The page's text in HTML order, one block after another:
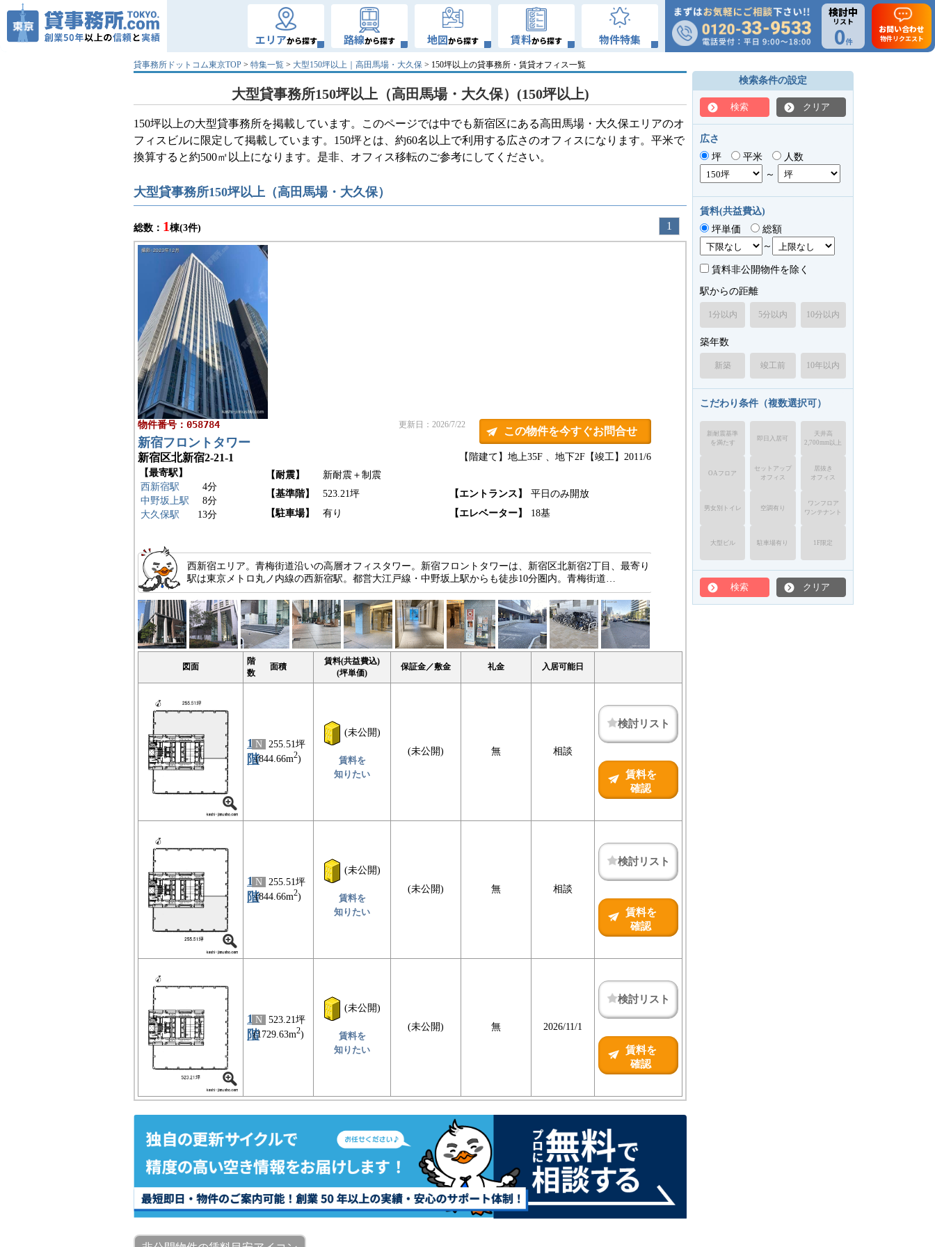
エリアから探す 路線から探す 地図から探す 賃料から探す 物件特集
検討中
リスト
0件
お問い合わせ
物件リクエスト
貸事務所ドットコム東京TOP > 特集一覧 > 大型150坪以上｜高田馬場・大久保 > 150坪以上の貸事務所・賃貸オフィス一覧
大型貸事務所150坪以上（高田馬場・大久保）(150坪以上)
150坪以上の大型貸事務所を掲載しています。このページでは中でも新宿区にある高田馬場・大久保エリアのオ
フィスビルに限定して掲載しています。150坪とは、約60名以上で利用する広さのオフィスになります。平米で
換算すると約500㎡以上になります。是非、オフィス移転のご参考にしてください。
大型貸事務所150坪以上（高田馬場・大久保）
総数： 1 棟(3件) 1
物件番号：058784 更新日：2026/7/22
この物件を今すぐお問合せ
新宿フロントタワー
新宿区北新宿2-21-1 【竣工】2011/6
【階建て】地上35F 、地下2F
【最寄駅】
西新宿駅
4分
中野坂上駅
8分
大久保駅
13分
【耐震】
新耐震＋制震
【基準階】
523.21坪 【エントランス】
平日のみ開放
【駐車場】
有り 【エレベーター】 18基
西新宿エリア。青梅街道沿いの高層オフィスタワー。新宿フロントタワーは、新宿区北新宿2丁目、最寄り
駅は東京メトロ丸ノ内線の西新宿駅。都営大江戸線・中野坂上駅からも徒歩10分圏内。青梅街道…
図面
階
数
面積
賃料(共益費込)
(坪単価)
保証金／敷金 礼金 入居可能日
17
階
N
255.51坪
(844.66m2)
(未公開)
賃料を
知りたい
(未公開) 無 相談
検討リスト
賃料を
確認
17
階
N
255.51坪
(844.66m2)
(未公開)
賃料を
知りたい
(未公開) 無 相談
検討リスト
賃料を
確認
17
階
N
523.21坪
(1729.63m2)
(未公開)
賃料を
知りたい
(未公開) 無 2026/11/1
検討リスト
賃料を
確認
検索条件の設定
検索 クリア
広さ
坪
平米
人数
～
賃料(共益費込)
坪単価
総額
～
賃料非公開物件を除く
駅からの距離
1分以内 5分以内 10分以内
築年数
新築 竣工前 10年以内
こだわり条件（複数選択可）
新耐震基準
を満たす
即日入居可
天井高
2,700mm以上
OAフロア
セットアップ
オフィス
居抜き
オフィス
男女別トイレ 空調有り
ワンフロア
ワンテナント
大型ビル 駐車場有り 1F限定
検索 クリア